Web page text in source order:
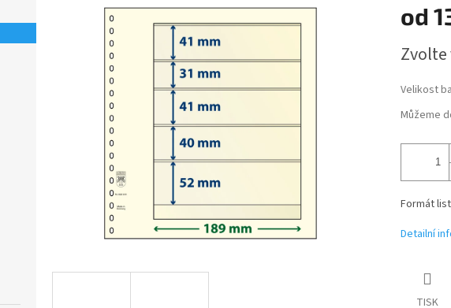
produktu
hvězdiček.
od
cena:
Velikost
Můžeme
Formát
Detailní
TISK